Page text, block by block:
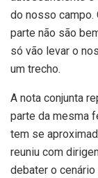
do nosso campo.
parte não são
só vão levar o
um trecho.
A nota conjunta
parte da mesma
tem se
reuniu com
debater o